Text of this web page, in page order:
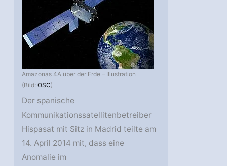
Amazonas 4A über der Erde – Illustration
(Bild:OSC)
Der spanische
Kommunikationssatellitenbetreiber
Hispasat mit Sitz in Madrid teilte am
14. April 2014 mit, dass eine
Anomalie im